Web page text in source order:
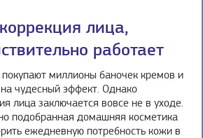
лица,
работает
миллионы баночек кремов и
чудесный эффект. Однако
лица заключается вовсе не в уходе.
подобранная домашняя косметика
ежедневную потребность кожи в